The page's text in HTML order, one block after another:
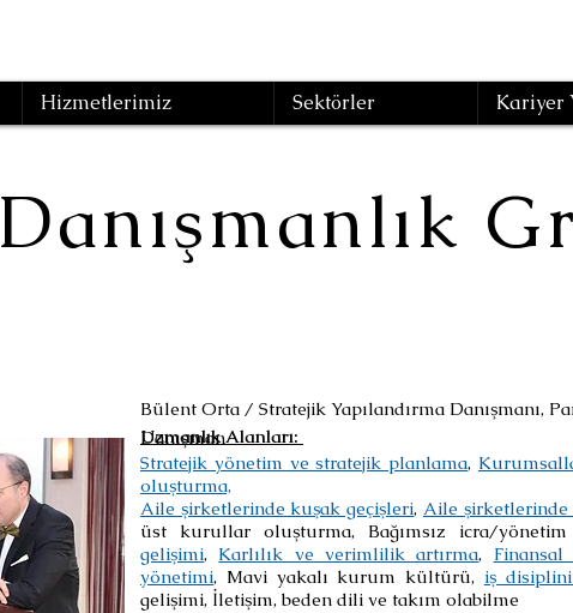
Hizmetlerimiz Sektörler Kariyer
Danışmanlık
Bülent Orta / Stratejik Yapılandırma Danışmanı,
Danışman
Uzmanlık Alanları: ​
Stratejik yönetim ve stratejik planlama,
oluşturma,
Aile şirketlerinde kuşak geçişleri, Aile şirketlerinde
üst kurullar oluşturma, Bağımsız icra/
gelişimi, Karlılık ve verimlilik artırma,
yönetimi, Mavi yakalı kurum kültürü, iş
gelişimi, İletişim, beden dili ve takım olabilme